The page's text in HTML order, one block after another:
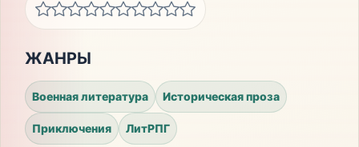
ЖАНРЫ
Военная литература Историческая проза
Приключения ЛитРПГ